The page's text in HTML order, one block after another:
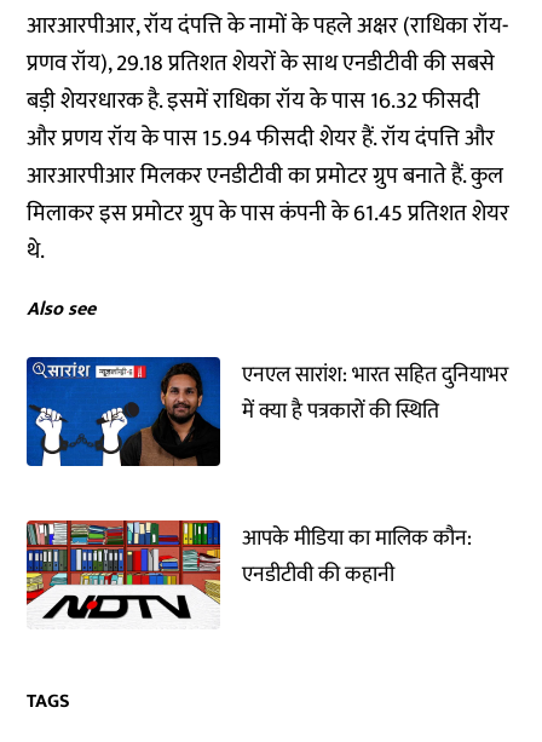
आरआरपीआर, रॉय दंपत्ति के नामों के पहले अक्षर (राधिका रॉय-
प्रणव रॉय), 29.18 प्रतिशत शेयरों के साथ एनडीटीवी की सबसे
बड़ी शेयरधारक है. इसमें राधिका रॉय के पास 16.32 फीसदी
और प्रणय रॉय के पास 15.94 फीसदी शेयर हैं. रॉय दंपत्ति और
आरआरपीआर मिलकर एनडीटीवी का प्रमोटर ग्रुप बनाते हैं. कुल
मिलाकर इस प्रमोटर ग्रुप के पास कंपनी के 61.45 प्रतिशत शेयर
थे.
Also see
एनएल सारांश: भारत सहित दुनियाभर
में क्या है पत्रकारों की स्थिति
आपके मीडिया का मालिक कौन:
एनडीटीवी की कहानी
TAGS